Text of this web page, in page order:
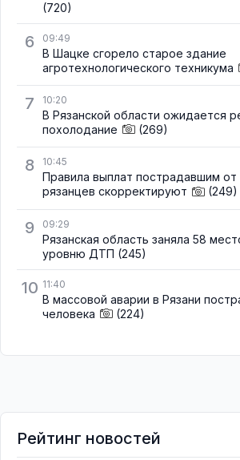
(720)
6 09:49
В Шацке сгорело старое здание
агротехнологического техникума
7 10:20
В Рязанской области ожидается
похолодание
(269)
8 10:45
Правила выплат пострадавшим
рязанцев скорректируют
(249)
9 09:29
Рязанская область заняла 58
уровню ДТП (245)
10 11:40
В массовой аварии в Рязани
человека
(224)
Рейтинг новостей